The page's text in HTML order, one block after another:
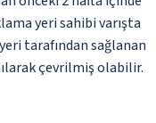
yeri sahibi varışta
tarafından sağlanan
çevrilmiş olabilir.